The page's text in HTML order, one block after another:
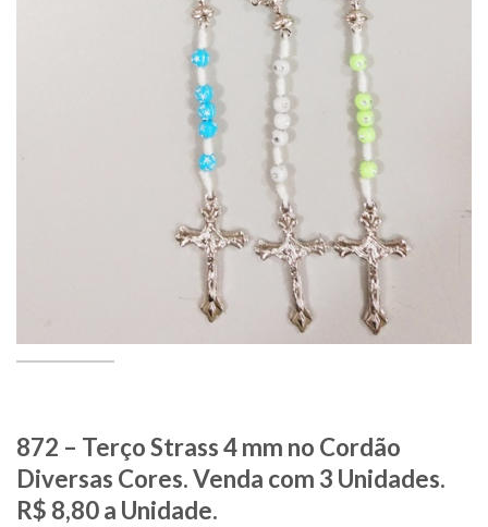
872 – Terço Strass 4 mm no Cordão
Diversas Cores. Venda com 3 Unidades.
R$ 8,80 a Unidade.